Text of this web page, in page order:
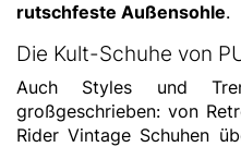
rutschfeste Außensohle.
Die Kult-Schuhe von
Auch Styles und
großgeschrieben: von
Rider Vintage Schuhen